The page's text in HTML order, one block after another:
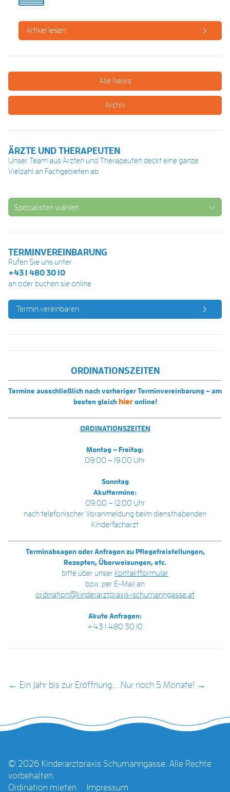
Artikel lesen
Alle News
Archiv
ÄRZTE UND THERAPEUTEN
Unser Team aus Ärzten und Therapeuten deckt eine ganze
Vielzahl an Fachgebieten ab.
Spezialisten wählen
TERMINVEREINBARUNG
Rufen Sie uns unter
+43 1 480 30 10
an oder buchen sie online
Termin vereinbaren
ORDINATIONSZEITEN
Termine ausschließlich nach vorheriger Terminvereinbarung – am
besten gleich hieronline!
ORDINATIONSZEITEN
Montag – Freitag:
09:00 – 19:00 Uhr
Sonntag
Akuttermine:
09:00 – 12:00 Uhr
nach telefonischer Voranmeldung beim diensthabenden
Kinderfacharzt
Terminabsagen oder Anfragen zu Pflegefreistellungen,
Rezepten, Überweisungen, etc.
bitte über unser Kontaktformular
bzw. per E-Mail an
ordination@kinderarztpraxis-schumanngasse.at
Akute Anfragen:
+43 1 480 30 10
POST NAVIGATION
← Ein Jahr bis zur Eröffnung…. Nur noch 5 Monate! →
© 2026 Kinderarztpraxis Schumanngasse. Alle Rechte
vorbehalten.
Ordination mieten
Impressum